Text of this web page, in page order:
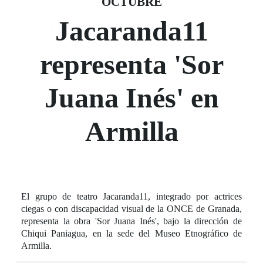
Jacaranda11
representa 'Sor
Juana Inés' en
Armilla
El grupo de teatro Jacaranda11, integrado por actrices
ciegas o con discapacidad visual de la ONCE de Granada,
representa la obra 'Sor Juana Inés', bajo la dirección de
Chiqui Paniagua, en la sede del Museo Etnográfico de
Armilla.